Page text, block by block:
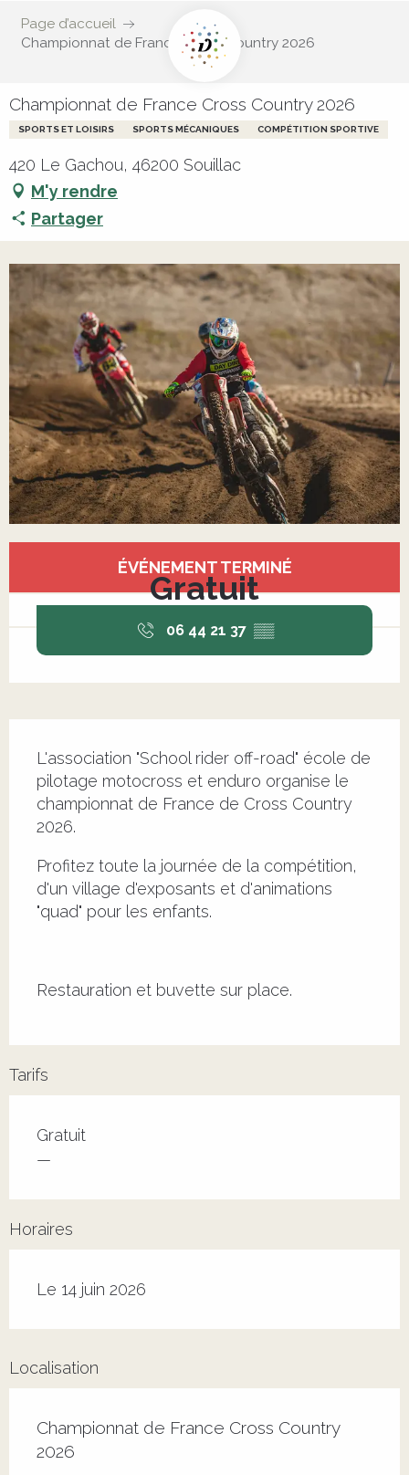
Page d’accueil
Championnat de France Cross Country 2026
Championnat de France Cross Country 2026
SPORTS ET LOISIRS SPORTS MÉCANIQUES COMPÉTITION SPORTIVE
420 Le Gachou, 46200 Souillac
M'y rendre
Partager
Ouverture et coordonnées
ÉVÉNEMENT TERMINÉ
Gratuit
06 44 21 37 ▒▒
L'association "School rider off-road" école de
pilotage motocross et enduro organise le
championnat de France de Cross Country
2026.
Profitez toute la journée de la compétition,
d'un village d'exposants et d'animations
"quad" pour les enfants.
Restauration et buvette sur place.
Tarifs
Tarifs 2026
Gratuit
—
Horaires
Le 14 juin 2026
Localisation
Championnat de France Cross Country
2026